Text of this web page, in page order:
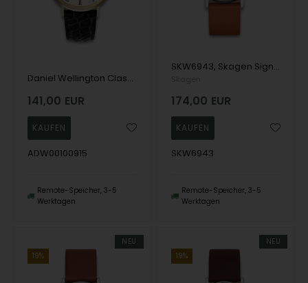
Daniel Wellington Classic Gold Quartz Herre m/rem
141,00 EUR
ADW00100915
Remote-Speicher, 3-5
Werktagen
SKW6943, Skagen Signatur Quartz Herre m/rem
174,00 EUR
SKW6943
Remote-Speicher, 3-5
Werktagen
NEU
19%
NEU
19%